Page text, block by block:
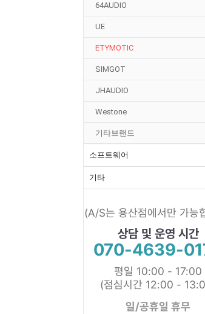
64AUDIO
UE
ETYMOTIC
SIMGOT
JHAUDIO
Westone
기타브랜드
소프트웨어
기타
(A/S는 용산점에서만 가능
상담 및 운영 시간
070-4639-
평일 10:00 - 17:00
(점심시간 12:00 -
일/공휴일 휴무